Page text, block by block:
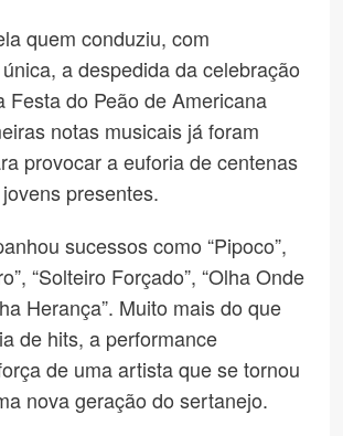
quem conduziu, com
a despedida da celebração
Festa do Peão de Americana
notas musicais já foram
provocar a euforia de centenas
presentes.
sucessos como “Pipoco”,
“Solteiro Forçado”, “Olha Onde
Herança”. Muito mais do que
de hits, a performance
de uma artista que se tornou
nova geração do sertanejo.